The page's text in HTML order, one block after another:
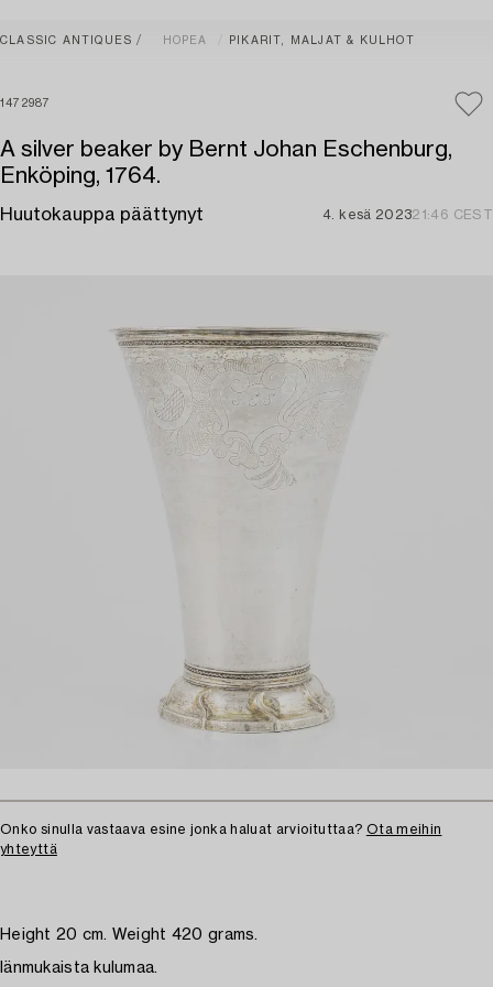
CLASSIC ANTIQUES HOPEA PIKARIT, MALJAT & KULHOT
1472987
A silver beaker by Bernt Johan Eschenburg,
Enköping, 1764.
Huutokauppa päättynyt 4. kesä 202321:46 CEST
Onko sinulla vastaava esine jonka haluat arvioituttaa? Ota meihin
yhteyttä
Height 20 cm. Weight 420 grams.
Iänmukaista kulumaa.